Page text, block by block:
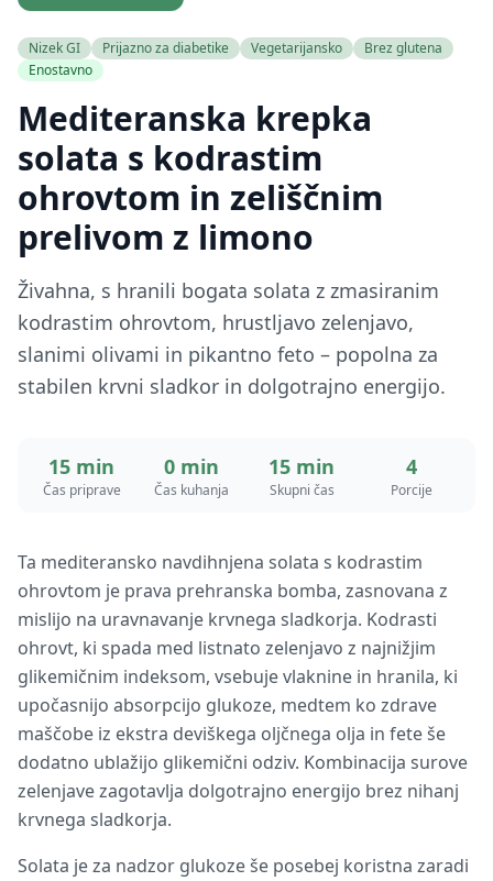
Nizek GI Prijazno za diabetike Vegetarijansko
Brez glutena
Enostavno
Mediteranska krepka
solata s kodrastim
ohrovtom in zeliščnim
prelivom z limono
Živahna, s hranili bogata solata z zmasiranim
kodrastim ohrovtom, hrustljavo zelenjavo,
slanimi olivami in pikantno feto – popolna za
stabilen krvni sladkor in dolgotrajno energijo.
15 min
Čas priprave
0 min
Čas kuhanja
15 min
Skupni čas
4
Porcije
Ta mediteransko navdihnjena solata s kodrastim
ohrovtom je prava prehranska bomba, zasnovana z
mislijo na uravnavanje krvnega sladkorja. Kodrasti
ohrovt, ki spada med listnato zelenjavo z najnižjim
glikemičnim indeksom, vsebuje vlaknine in hranila, ki
upočasnijo absorpcijo glukoze, medtem ko zdrave
maščobe iz ekstra deviškega oljčnega olja in fete še
dodatno ublažijo glikemični odziv. Kombinacija surove
zelenjave zagotavlja dolgotrajno energijo brez nihanj
krvnega sladkorja.
Solata je za nadzor glukoze še posebej koristna zaradi